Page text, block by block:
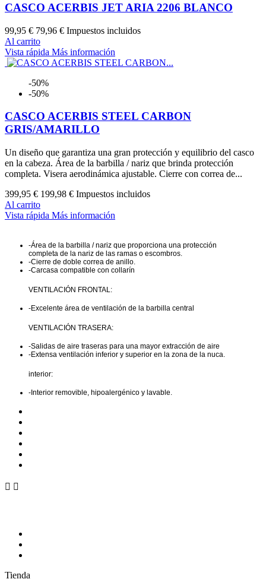
CASCO ACERBIS JET ARIA 2206 BLANCO
99,95 € 79,96 € Impuestos incluidos
Al carrito
Vista rápida Más información
-50%
-50%
CASCO ACERBIS STEEL CARBON
GRIS/AMARILLO
Un diseño que garantiza una gran protección y equilibrio del casco
en la cabeza. Área de la barbilla / nariz que brinda protección
completa. Visera aerodinámica ajustable. Cierre con correa de...
399,95 € 199,98 € Impuestos incluidos
Al carrito
Vista rápida Más información
-Área de la barbilla / nariz que proporciona una protección
completa de la nariz de las ramas o escombros.
-Cierre de doble correa de anillo.
-Carcasa compatible con collarín
VENTILACIÓN FRONTAL:
-Excelente área de ventilación de la barbilla central
VENTILACIÓN TRASERA:
-Salidas de aire traseras para una mayor extracción de aire
-Extensa ventilación inferior y superior en la zona de la nuca.
interior:
-Interior removible, hipoalergénico y lavable.
 
Tienda